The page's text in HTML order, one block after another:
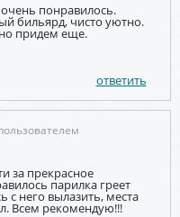
понравилось.
бильярд, чисто уютно.
придем еще.
ответить
за прекрасное
парилка греет
с него вылазить, места
Всем рекомендую!!!